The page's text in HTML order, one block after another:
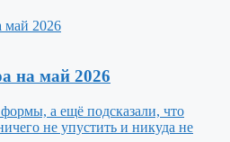
на май 2026
а ещё подсказали, что
не упустить и никуда не